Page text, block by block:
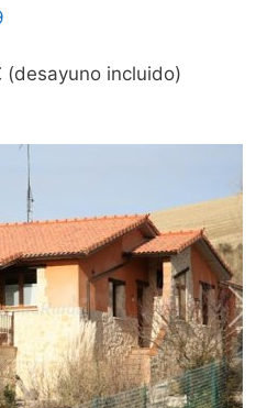
incluido)